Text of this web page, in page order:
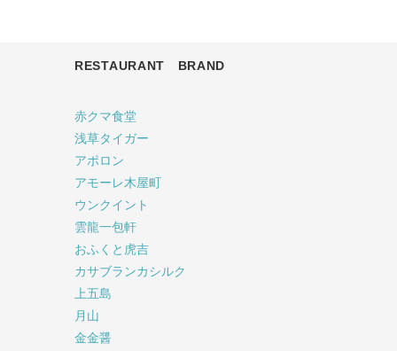
RESTAURANT BRAND
赤クマ食堂
浅草タイガー
アポロン
アモーレ木屋町
ウンクイント
雲龍一包軒
おふくと虎吉
カサブランカシルク
上五島
月山
金金醤